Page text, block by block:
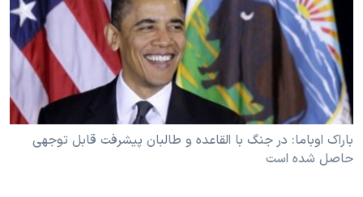
فرهنگ و زندگی
حقوق شهروندی
اقتصادی
علم و فناوری
گالری عکس
مستندها
انتخابات ریاست جمهوری آمریکا ۲۰۲۴
حمله جمهوری اسلامی به اسرائیل
رمز مهسا
ورزش زنان در ایران
اعتراضات زن، زندگی، آزادی
دنبال کنید
زبانهای مختلف
باراک اوباما: در جنگ با القاعده و طالبان پیشرفت قابل توجهی
حاصل شده است